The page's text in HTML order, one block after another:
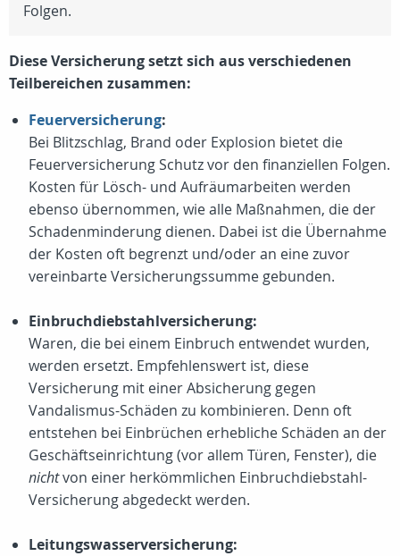
Folgen.
Diese Versicherung setzt sich aus verschiedenen
Teilbereichen zusammen:
Feuerversicherung:
Bei Blitzschlag, Brand oder Explosion bietet die
Feuerversicherung Schutz vor den finanziellen Folgen.
Kosten für Lösch- und Aufräumarbeiten werden
ebenso übernommen, wie alle Maßnahmen, die der
Schadenminderung dienen. Dabei ist die Übernahme
der Kosten oft begrenzt und/oder an eine zuvor
vereinbarte Versicherungssumme gebunden.
Einbruchdiebstahlversicherung:
Waren, die bei einem Einbruch entwendet wurden,
werden ersetzt. Empfehlenswert ist, diese
Versicherung mit einer Absicherung gegen
Vandalismus-Schäden zu kombinieren. Denn oft
entstehen bei Einbrüchen erhebliche Schäden an der
Geschäftseinrichtung (vor allem Türen, Fenster), die
nichtvon einer herkömmlichen Einbruchdiebstahl-
Versicherung abgedeckt werden.
Leitungswasserversicherung: